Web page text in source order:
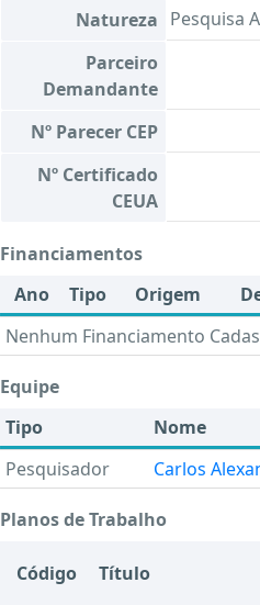
Natureza Pesquisa
Parceiro
Demandante
Nº Parecer CEP
Nº Certificado
CEUA
Financiamentos
Ano
Tipo Origem
Nenhum Financiamento
Equipe
Tipo
Nome
Pesquisador
Carlos
Planos de Trabalho
Código Título